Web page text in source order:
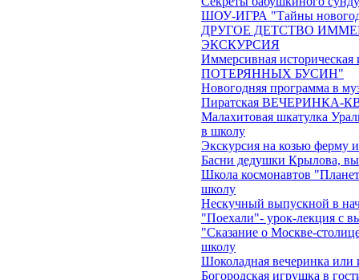
ШОУ-ИГРА "Тайны
ДРУГОЕ ДЕТСТВО
ЭКСКУРСИЯ
Иммерсивная
ПОТЕРЯННЫХ БУСИН"
Новогодняя программа в
Пиратская ВЕЧЕРИНКА-
Малахитовая шкатулка
в школу
Экскурсия на козью ферму
Басни дедушки Крылова,
Школа космонавтов
школу
Нескучный выпускной в
"Поехали"- урок-лекция с
"Сказание о Москве-
школу
Шоколадная вечеринка или
Богородская игрушка в